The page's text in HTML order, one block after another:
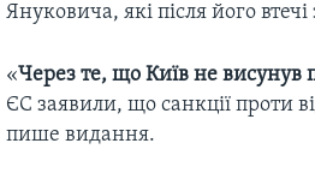
Януковича, які після його
«Через те, що Київ не
ЄС заявили, що санкції проти
пише видання.